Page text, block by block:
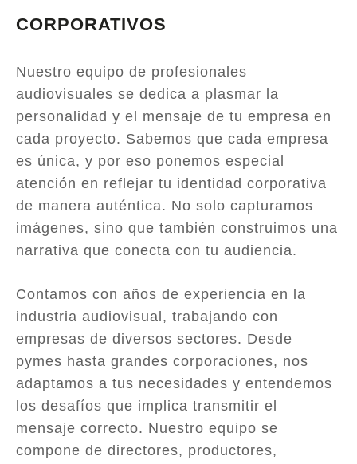
CORPORATIVOS
Nuestro equipo de profesionales
audiovisuales se dedica a plasmar la
personalidad y el mensaje de tu empresa en
cada proyecto. Sabemos que cada empresa
es única, y por eso ponemos especial
atención en reflejar tu identidad corporativa
de manera auténtica. No solo capturamos
imágenes, sino que también construimos una
narrativa que conecta con tu audiencia.
Contamos con años de experiencia en la
industria audiovisual, trabajando con
empresas de diversos sectores. Desde
pymes hasta grandes corporaciones, nos
adaptamos a tus necesidades y entendemos
los desafíos que implica transmitir el
mensaje correcto. Nuestro equipo se
compone de directores, productores,